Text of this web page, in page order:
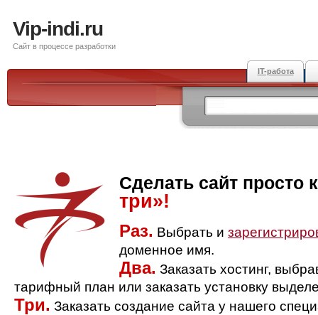
Vip-indi.ru
Сайт в процессе разработки
IT-работа
Сделать сайт просто
три»!
Раз. Выбрать и
доменное имя.
Два. Заказать хостинг,
тарифный план или заказать установку
Три. Заказать создание сайта у нашего